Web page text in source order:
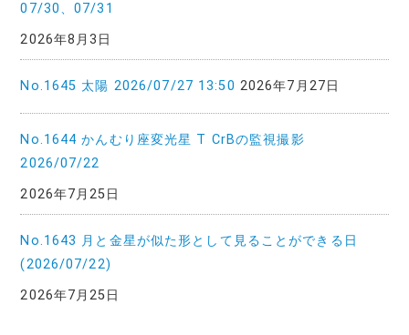
07/30、07/31
2026年8月3日
No.1645 太陽 2026/07/27 13:50 2026年7月27日
No.1644 かんむり座変光星 T CrBの監視撮影
2026/07/22
2026年7月25日
No.1643 月と金星が似た形として見ることができる日
(2026/07/22)
2026年7月25日